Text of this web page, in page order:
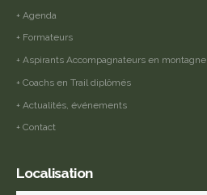
+ Agenda
+ Formateurs
+ Aspirants Accompagnateurs en montagne
+ Coachs en Trail diplômés
+ Actualités, événements
+ Contact
Localisation